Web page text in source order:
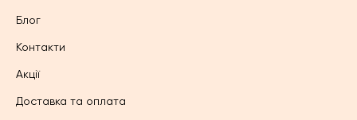
Блог
Контакти
Акції
Доставка та оплата